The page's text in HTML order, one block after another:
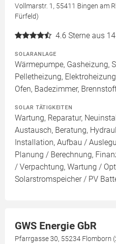
Vollmarstr. 1, 55411 Bingen am
Fürfeld)
4.6 Sterne aus
SOLARANLAGE
Wärmepumpe, Gasheizung,
Pelletheizung,
Ofen, Badezimmer,
SOLAR TÄTIGKEITEN
Wartung, Reparatur,
Austausch, Beratung,
Installation, Aufbau /
Planung / Berechnung,
/ Verpachtung, Wartung /
Solarstromspeicher / PV
GWS Energie GbR
Pfarrgasse 30, 55234 Flomborn